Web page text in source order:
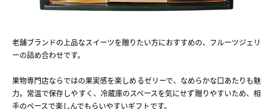
老舗ブランドの上品なスイーツを贈りたい方におすすめの、フルーツジェリ
ーの詰め合わせです。
果物専門店ならではの果実感を楽しめるゼリーで、なめらかな口あたりも魅
力。常温で保存しやすく、冷蔵庫のスペースを気にせず贈りやすいため、相
手のペースで楽しんでもらいやすいギフトです。